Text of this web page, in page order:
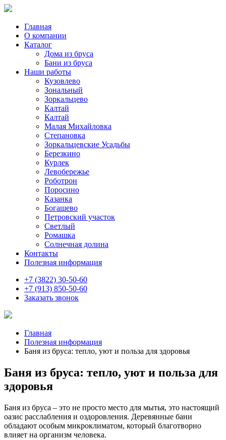
Главная
О компании
Каталог
Дома из бруса
Бани из бруса
Наши работы
Кузовлево
Зональный
Зоркальцево
Калтай
Калтай
Малая Михайловка
Степановка
Зоркальцевские Усадьбы
Березкино
Курлек
Левобережье
Роботрон
Поросино
Казанка
Богашево
Петровский участок
Светлый
Ромашка
Солнечная долина
Контакты
Полезная информация
+7 (3822) 30-50-60
+7 (913) 850-50-60
Заказать звонок
Главная
Полезная информация
Баня из бруса: тепло, уют и польза для здоровья
Баня из бруса: тепло, уют и польза для
здоровья
Баня из бруса – это не просто место для мытья, это настоящий
оазис расслабления и оздоровления. Деревянные бани
обладают особым микроклиматом, который благотворно
влияет на организм человека.